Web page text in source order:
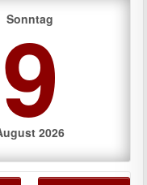
Sonntag
92026